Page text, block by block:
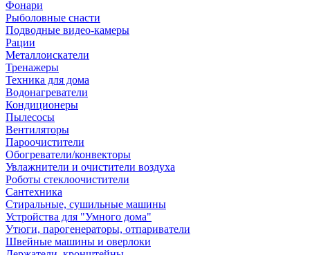
Фонари
Рыболовные снасти
Подводные видео-камеры
Рации
Металлоискатели
Тренажеры
Техника для дома
Водонагреватели
Кондиционеры
Пылесосы
Вентиляторы
Пароочистители
Обогреватели/конвекторы
Увлажнители и очистители воздуха
Роботы стеклоочистители
Сантехника
Стиральные, сушильные машины
Устройства для "Умного дома"
Утюги, парогенераторы, отпариватели
Швейные машины и оверлоки